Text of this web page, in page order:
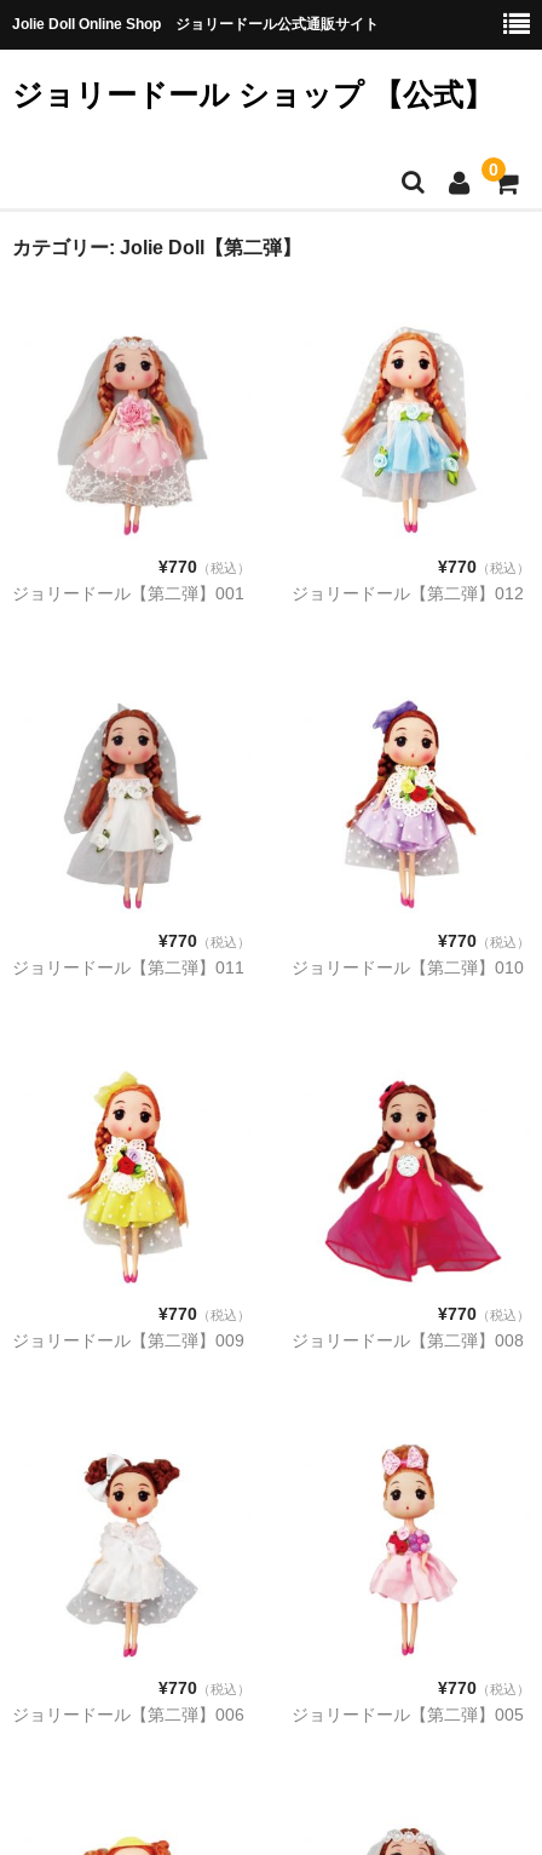
Jolie Doll Online Shop ジョリードール公式通販サイト
ジョリードール ショップ 【公式】
0
HOME
【購入特典】不良品10個（無料）
【第八弾】
【第七弾】
【第六弾】
【プリンセスシリーズ】
【第二弾】
【第一弾】
COLOR
PINK
PURPLE
GREEN
ORANGE
SALMON PINK
カテゴリー: Jolie Doll【第二弾】
¥770（税込）
ジョリードール【第二弾】001
¥770（税込）
ジョリードール【第二弾】012
¥770（税込）
ジョリードール【第二弾】011
¥770（税込）
ジョリードール【第二弾】010
¥770（税込）
ジョリードール【第二弾】009
¥770（税込）
ジョリードール【第二弾】008
¥770（税込）
ジョリードール【第二弾】006
¥770（税込）
ジョリードール【第二弾】005